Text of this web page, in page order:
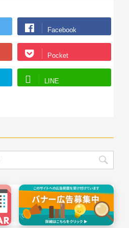
Facebook
Pocket
LINE